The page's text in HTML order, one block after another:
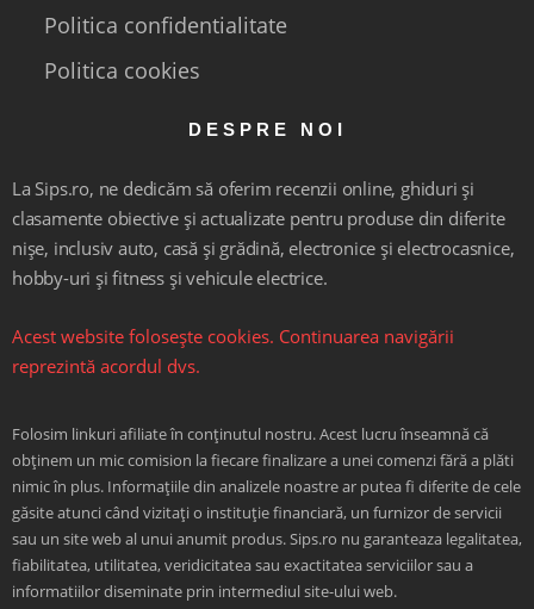
Politica confidentialitate
Politica cookies
DESPRE NOI
La Sips.ro, ne dedicăm să oferim recenzii online, ghiduri și
clasamente obiective și actualizate pentru produse din diferite
nișe, inclusiv auto, casă și grădină, electronice și electrocasnice,
hobby-uri și fitness și vehicule electrice.
Acest website folosește cookies. Continuarea navigării
reprezintă acordul dvs.
Folosim linkuri afiliate în conținutul nostru. Acest lucru înseamnă că
obținem un mic comision la fiecare finalizare a unei comenzi fără a plăti
nimic în plus. Informațiile din analizele noastre ar putea fi diferite de cele
găsite atunci când vizitați o instituție financiară, un furnizor de servicii
sau un site web al unui anumit produs. Sips.ro nu garanteaza legalitatea,
fiabilitatea, utilitatea, veridicitatea sau exactitatea serviciilor sau a
informatiilor diseminate prin intermediul site-ului web.